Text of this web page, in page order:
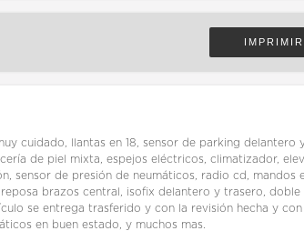
IMPRIMIR
cuidado, llantas en 18, sensor de parking delantero
de piel mixta, espejos eléctricos, climatizador,
sensor de presión de neumáticos, radio cd, mandos
brazos central, isofix delantero y trasero, doble
se entrega trasferido y con la revisión hecha y
en buen estado, y muchos mas.